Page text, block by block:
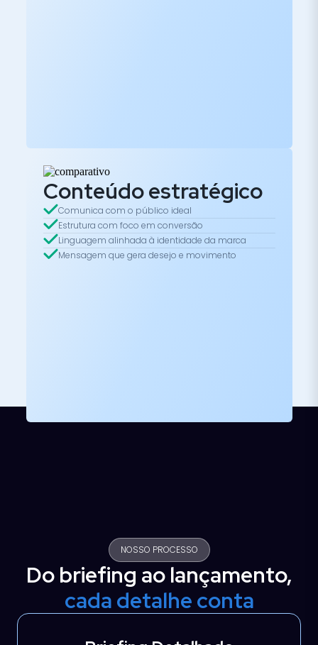
Conteúdo estratégico
Comunica com o público ideal
Estrutura com foco em conversão
Linguagem alinhada à identidade da marca
Mensagem que gera desejo e movimento
NOSSO PROCESSO
Do briefing ao lançamento,
cada detalhe conta